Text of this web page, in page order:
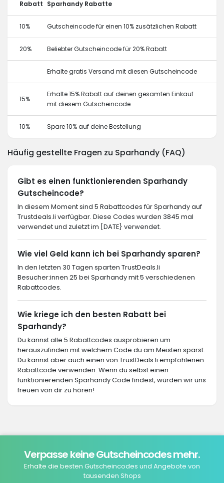
Rabatt Sparhandy Rabatte
10% Gutscheincode für einen 10% zusätzlichen Rabatt
20% Beliebter Gutscheincode für 20% Rabatt
Erhalte gratis Versand mit diesen Gutscheincode
15%
Erhalte 15% Rabatt auf deinen gesamten Einkauf
mit diesem Gutscheincode
10% Spare 10% auf deine Bestellung
Häufig gestellte Fragen zu Sparhandy (FAQ)
Gibt es einen funktionierenden Sparhandy
Gutscheincode?
In diesem Moment sind 5 Rabattcodes für Sparhandy auf
Trustdeals.li verfügbar. Diese Codes wurden 3845 mal
verwendet und zuletzt im [DATE} verwendet.
Wie viel Geld kann ich bei Sparhandy sparen?
In den letzten 30 Tagen sparten TrustDeals.li
Besucher:innen 25 bei Sparhandy mit 5 verschiedenen
Rabattcodes.
Wie kriege ich den besten Rabatt bei
Sparhandy?
Du kannst alle 5 Rabattcodes ausprobieren um
herauszufinden mit welchem Code du am Meisten sparst.
Du kannst aber auch einen von TrustDeals.li empfohlenen
Rabattcode verwenden. Wenn du selbst einen
funktionierenden Sparhandy Code findest, würden wir uns
freuen von dir zu hören!
Verpasse keine Gutscheincodes mehr.
Erhalte die besten Gutscheincodes und Angebote von
tausenden Shops